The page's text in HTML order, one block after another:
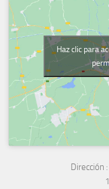
Haz clic para
Dirección :